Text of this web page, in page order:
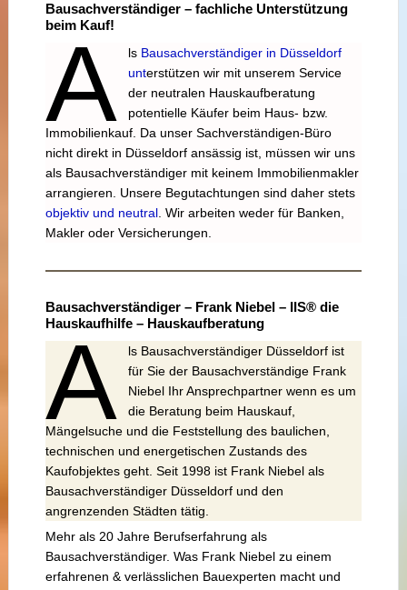
Bausachverständiger – fachliche Unterstützung
beim Kauf!
A ls Bausachverständiger in Düsseldorf
unterstützen wir mit unserem Service
der neutralen Hauskaufberatung
potentielle Käufer beim Haus- bzw.
Immobilienkauf. Da unser Sachverständigen-Büro
nicht direkt in Düsseldorf ansässig ist, müssen wir uns
als Bausachverständiger mit keinem Immobilienmakler
arrangieren. Unsere Begutachtungen sind daher stets
objektiv und neutral. Wir arbeiten weder für Banken,
Makler oder Versicherungen.
Bausachverständiger – Frank Niebel – IIS® die
Hauskaufhilfe – Hauskaufberatung
A
ls Bausachverständiger Düsseldorf ist
für Sie der Bausachverständige Frank
Niebel Ihr Ansprechpartner wenn es um
die Beratung beim Hauskauf,
Mängelsuche und die Feststellung des baulichen,
technischen und energetischen Zustands des
Kaufobjektes geht. Seit 1998 ist Frank Niebel als
Bausachverständiger Düsseldorf und den
angrenzenden Städten tätig.
Mehr als 20 Jahre Berufserfahrung als
Bausachverständiger. Was Frank Niebel zu einem
erfahrenen & verlässlichen Bauexperten macht und